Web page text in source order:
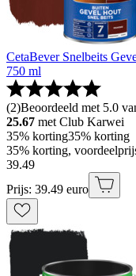
CetaBever Snelbeits
750 ml
(2)Beoordeeld met 5.0
25.67 met Club Karwei
35% korting35% korting
35% korting,
39.49
Prijs: 39.49 euro